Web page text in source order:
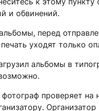
и обвинений.
перед
уходят только
альбомы в
проверяет на